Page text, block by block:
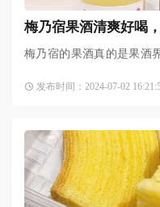
梅乃宿果酒清爽好喝
梅乃宿的果酒真的是果酒
味酒都非常顺口。果味很
发布时间：2024-07-02